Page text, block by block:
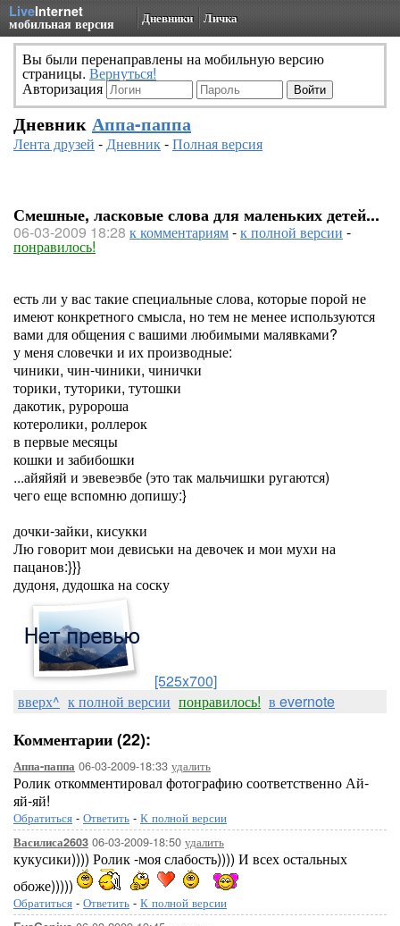
LiveInternet
мобильная версия Дневники Личка
Вы были перенаправлены на мобильную версию
страницы. Вернуться!
Авторизация
Дневник Аппа-паппа
Лента друзей -Дневник-Полная версия
Смешные, ласковые слова для маленьких детей...
06-03-2009 18:28 к комментариям-к полной версии -
понравилось!
есть ли у вас такие специальные слова, которые порой не
имеют конкретного смысла, но тем не менее используются
вами для общения с вашими любимыми малявками?
у меня словечки и их производные:
чиники, чин-чиники, чинички
торики, туторики, тутошки
дакотик, руророша
котеролики, роллерок
в первые месяцы
кошки и забибошки
...айяйяй и эвевеэвбе (это так мальчишки ругаются)
чего еще вспомню допишу:}
дочки-зайки, кисукки
Лю говорит мои девиськи на девочек и мои мухи на
пацанов:}}}
дудоня, дудошка на соску
[525x700]
вверх^ к полной версии понравилось! в evernote
Комментарии (22):
Аппа-паппа 06-03-2009-18:33 удалить
Ролик откомментировал фотографию соответственно Ай-
яй-яй!
Обратиться - Ответить - К полной версии
Василиса2603 06-03-2009-18:50 удалить
кукусики)))) Ролик -моя слабость)))) И всех остальных
обоже)))))
Обратиться - Ответить - К полной версии